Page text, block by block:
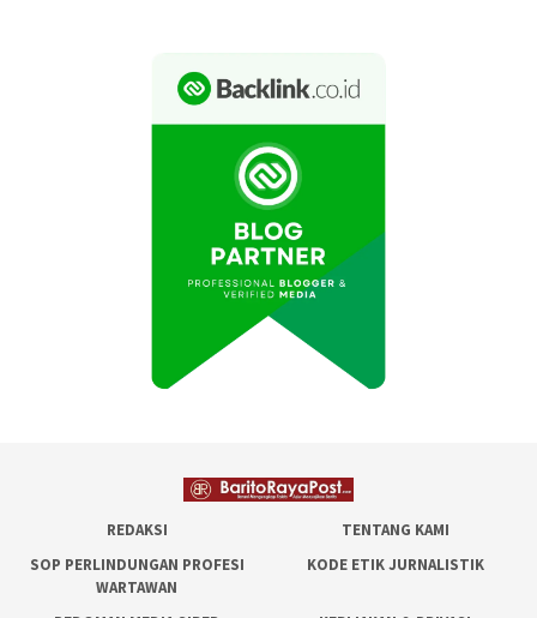
REDAKSI
TENTANG KAMI
SOP PERLINDUNGAN PROFESI
WARTAWAN
KODE ETIK JURNALISTIK